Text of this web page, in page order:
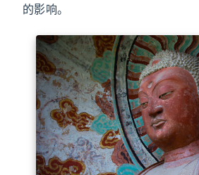
的影响。